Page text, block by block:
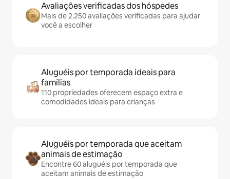
Avaliações verificadas dos hóspedes
Mais de 2.250 avaliações verificadas para ajudar
você a escolher
Aluguéis por temporada ideais para
famílias
110 propriedades oferecem espaço extra e
comodidades ideais para crianças
Aluguéis por temporada que aceitam
animais de estimação
Encontre 60 aluguéis por temporada que
aceitam animais de estimação